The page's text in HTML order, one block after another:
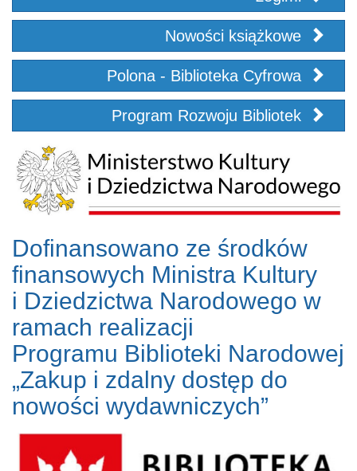
Nowości książkowe
Polona - Biblioteka Cyfrowa
Program Rozwoju Bibliotek
Dofinansowano ze środków
finansowych Ministra Kultury
i Dziedzictwa Narodowego w
ramach realizacji
Programu Biblioteki Narodowej
„Zakup i zdalny dostęp do
nowości wydawniczych”